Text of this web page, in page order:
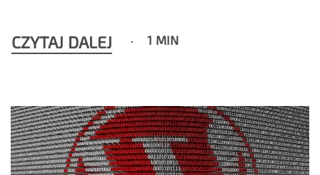
CZYTAJ DALEJ 1 MIN